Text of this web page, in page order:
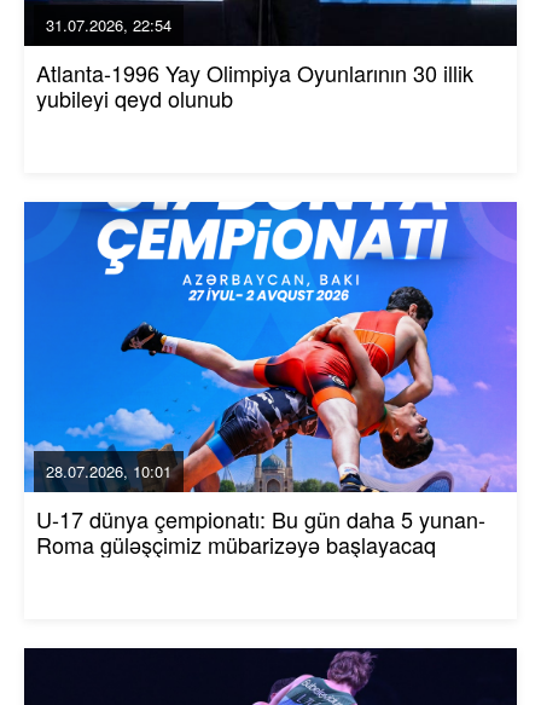
31.07.2026, 22:54
Atlanta-1996 Yay Olimpiya Oyunlarının 30 illik
yubileyi qeyd olunub
28.07.2026, 10:01
U-17 dünya çempionatı: Bu gün daha 5 yunan-
Roma güləşçimiz mübarizəyə başlayacaq